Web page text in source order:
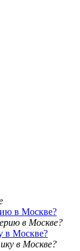
в Москве?
в Москве?